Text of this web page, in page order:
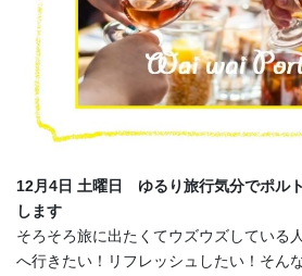
12月4日 土曜日 ゆるり旅行気分でポル
します
そろそろ旅に出たくてウズウズしている
へ行きたい！リフレッシュしたい！そん